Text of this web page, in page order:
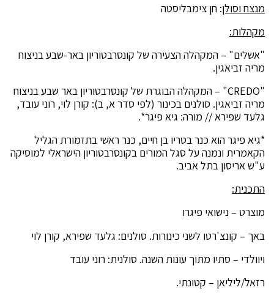
מנצח וסולן: חן צימבליסטה
מקהלות:
"אשלים" – המקהלה הצעירה של קונסרבטוריון באר-שבע בניצוח
מריה זביאגין.
"CREDO" – המקהלה הבוגרת של קונסרבטוריון באר שבע בניצוח
מריה זביאגין. סולנים בכינור (לפי סדר א, ב): קורן לוי, רוני עובד,
גלעד שפירא // מורה: גיא פיגר*.
*גיא פיגר הוא כנר בטריו בן חיים, כנר ראשי בתזמורת הגליל
הקאמרית ונמנה על סגל המורים בקונסרבטוריון הישראלי למוסיקה
ע"ש אריסון בתל אביב.
התכנית:
מוצרט – נישואי פיגרו
באך – קונצ'רטו לשני כינורות. סולנים: גלעד שפירא, קורן לוי
ויוולדי – סתיו מתוך עונות השנה. סולנית: רוני עובד
רזאל/ליליאן – קטונתי.